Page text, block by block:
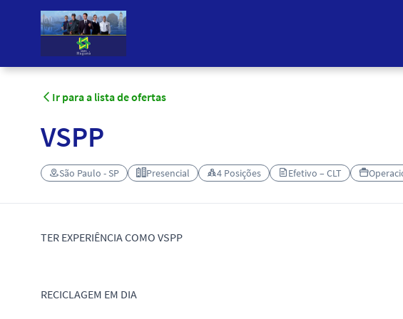
Ir para a lista de ofertas
VSPP
São Paulo - SP Presencial 4 Posições Efetivo – CLT
TER EXPERIÊNCIA COMO VSPP
RECICLAGEM EM DIA